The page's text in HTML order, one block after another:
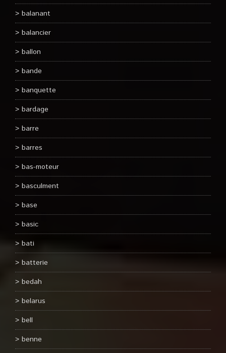
balanant
balancier
ballon
bande
banquette
bardage
barre
barres
bas-moteur
basculment
base
basic
bati
batterie
bedah
belarus
bell
benne